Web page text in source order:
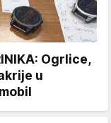
Ogrlice,
u